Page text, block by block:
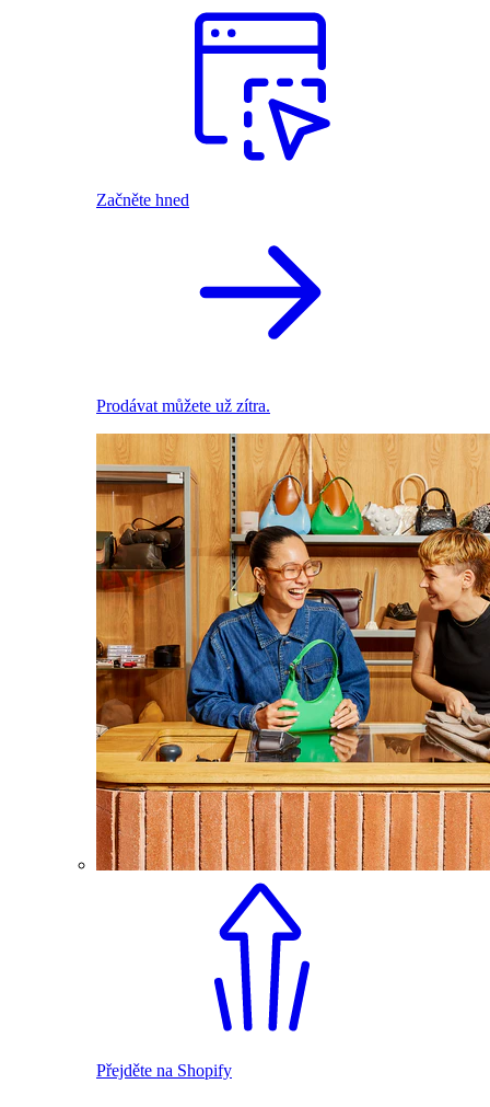
Začněte hned
Prodávat můžete už zítra.
Přejděte na Shopify